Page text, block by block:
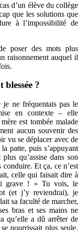
d’un élève du collège
que les solutions que
à l’impossibilité de
poser des mots plus
raisonnement auquel il
?
je ne fréquentais pas le
en contexte – elle
est tombée malade
aucun souvenir des
vu se déplacer avec de
patte, puis s’appuyant
qu’assise dans son
Et ça, ce n’est
celle qui faisait dire à
grave ! » Tu vois, le
(et j’y reviendrai), je
sa faculté de marcher,
bras et ses mains ne
qu’elle a dû arrêter de
nourrissait plus seule.